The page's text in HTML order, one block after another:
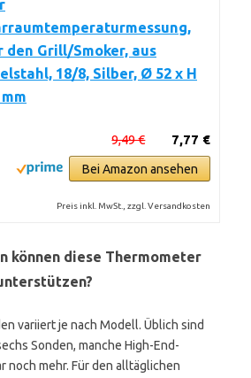
den Grill/Smoker, aus
18/8, Silber, Ø 52 x H
7,77 €
9,49 €
Bei Amazon ansehen
Preis inkl. MwSt., zzgl. Versandkosten
können diese Thermometer
variiert je nach Modell. Üblich sind
Sonden, manche High-End-
noch mehr. Für den alltäglichen